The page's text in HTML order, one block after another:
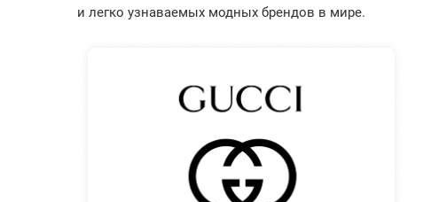
и легко узнаваемых модных брендов в мире.